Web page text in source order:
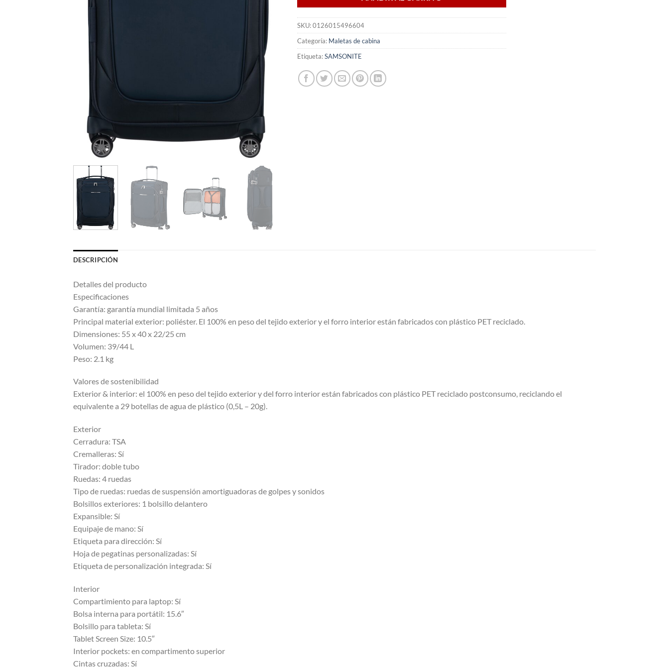
SKU:0126015496604
Categoría: Maletas de cabina
Etiqueta:SAMSONITE
DESCRIPCIÓN
Detalles del producto
Especificaciones
Garantía: garantía mundial limitada 5 años
Principal material exterior: poliéster. El 100% en peso del tejido exterior y el forro interior están fabricados con plástico PET reciclado.
Dimensiones: 55 x 40 x 22/25 cm
Volumen: 39/44 L
Peso: 2.1 kg
Valores de sostenibilidad
Exterior & interior: el 100% en peso del tejido exterior y del forro interior están fabricados con plástico PET reciclado postconsumo, reciclando el
equivalente a 29 botellas de agua de plástico (0,5L – 20g).
Exterior
Cerradura: TSA
Cremalleras: Sí
Tirador: doble tubo
Ruedas: 4 ruedas
Tipo de ruedas: ruedas de suspensión amortiguadoras de golpes y sonidos
Bolsillos exteriores: 1 bolsillo delantero
Expansible: Sí
Equipaje de mano: Sí
Etiqueta para dirección: Sí
Hoja de pegatinas personalizadas: Sí
Etiqueta de personalización integrada: Sí
Interior
Compartimiento para laptop: Sí
Bolsa interna para portátil: 15.6″
Bolsillo para tableta: Sí
Tablet Screen Size: 10.5″
Interior pockets: en compartimento superior
Cintas cruzadas: Sí